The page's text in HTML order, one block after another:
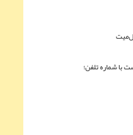
با شماره تلفن؛